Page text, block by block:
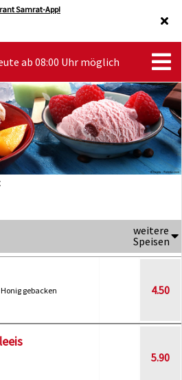
Samrat-App!
ab 08:00 Uhr möglich
weitere
Speisen
gebacken
4.50
5.90